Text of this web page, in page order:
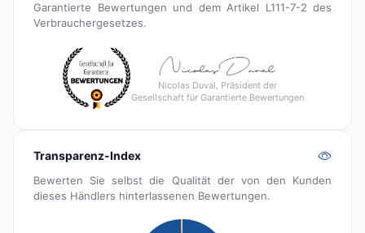
Garantierte Bewertungen und dem Artikel L111-7-2 des
Verbrauchergesetzes.
Nicolas Duval, Präsident der
Gesellschaft für Garantierte Bewertungen
Transparenz-Index
Bewerten Sie selbst die Qualität der von den Kunden
dieses Händlers hinterlassenen Bewertungen.